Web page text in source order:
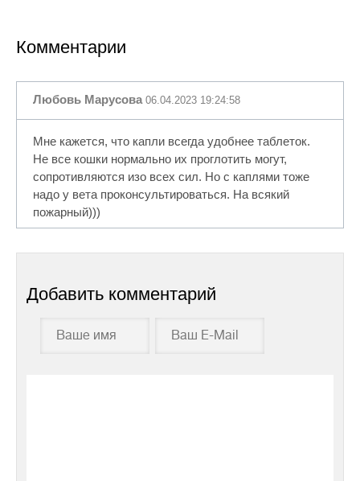
Комментарии
Любовь Марусова 06.04.2023 19:24:58
Мне кажется, что капли всегда удобнее таблеток.
Не все кошки нормально их проглотить могут,
сопротивляются изо всех сил. Но с каплями тоже
надо у вета проконсультироваться. На всякий
пожарный)))
Добавить комментарий